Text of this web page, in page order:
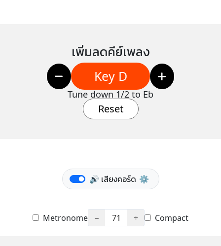
เพิ่มลดคีย์เพลง
Key D
Tune down 1/2 to Eb
Reset
🔊 เสียงคอร์ด ⚙️
Metronome − 71 + Compact